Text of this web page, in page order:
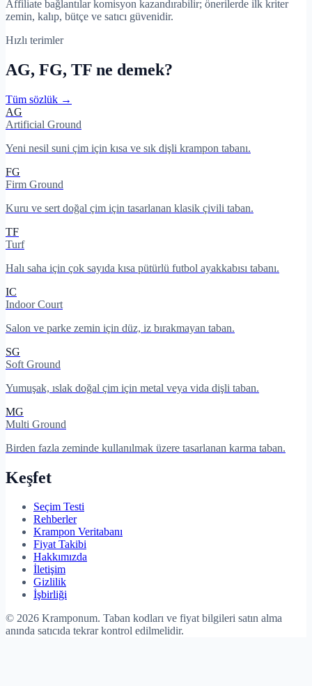
Affiliate bağlantılar komisyon kazandırabilir; önerilerde ilk kriter
zemin, kalıp, bütçe ve satıcı güvenidir.
Hızlı terimler
AG, FG, TF ne demek?
Tüm sözlük →
AG
Artificial Ground
Yeni nesil suni çim için kısa ve sık dişli krampon tabanı.
FG
Firm Ground
Kuru ve sert doğal çim için tasarlanan klasik çivili taban.
TF
Turf
Halı saha için çok sayıda kısa pütürlü futbol ayakkabısı tabanı.
IC
Indoor Court
Salon ve parke zemin için düz, iz bırakmayan taban.
SG
Soft Ground
Yumuşak, ıslak doğal çim için metal veya vida dişli taban.
MG
Multi Ground
Birden fazla zeminde kullanılmak üzere tasarlanan karma taban.
Keşfet
Seçim Testi
Rehberler
Krampon Veritabanı
Fiyat Takibi
Hakkımızda
İletişim
Gizlilik
İşbirliği
© 2026 Kramponum. Taban kodları ve fiyat bilgileri satın alma
anında satıcıda tekrar kontrol edilmelidir.